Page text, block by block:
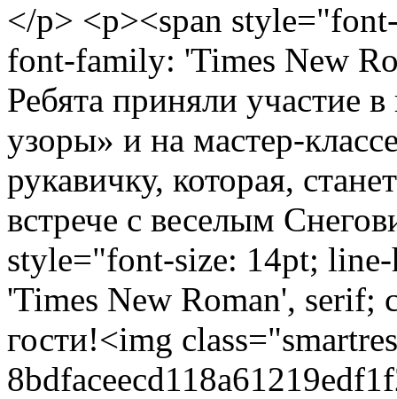
</p> <p><span
font-family: 'Times New
Ребята приняли участие
узоры» и на мастер-
рукавичку, которая,
встрече с веселым
style="font-size: 14pt;
'Times New Roman',
гости!<img